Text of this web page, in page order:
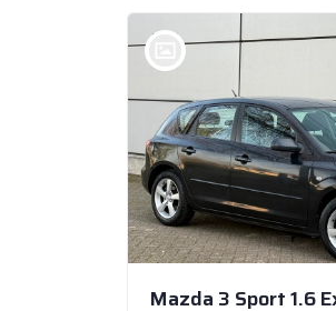
Mazda 3 Sport 1.6